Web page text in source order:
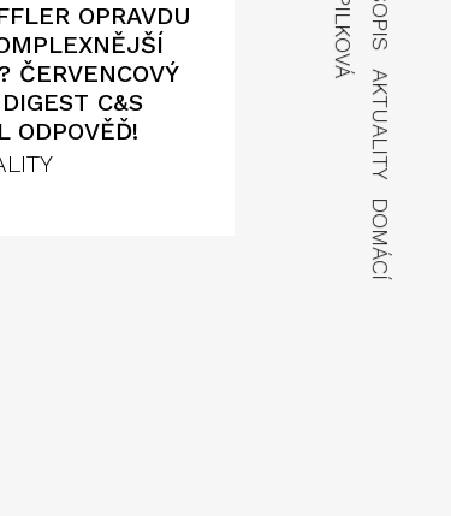
AKTUALITY
DOMÁCÍ
OPRAVDU
ČERVENCOVÝ
C&S
ODPOVĚĎ!